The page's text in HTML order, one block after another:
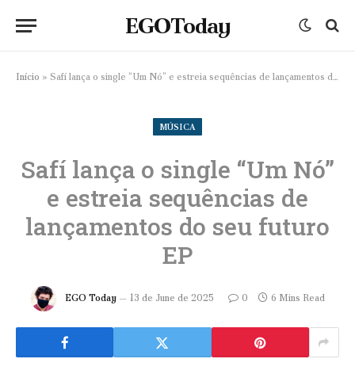
EGOToday
Início » Safí lança o single “Um Nó” e estreia sequências de lançamentos do seu futuro EP
MÚSICA
Safí lança o single “Um Nó”
e estreia sequências de
lançamentos do seu futuro
EP
EGO Today 13 de June de 2025 0 6 Mins Read